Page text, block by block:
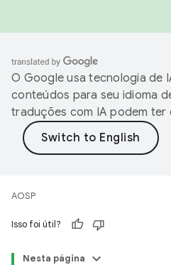
O Google usa tecnologia de
conteúdos para seu idioma
traduções com IA podem ter
AOSP
Isso foi útil?
Nesta página